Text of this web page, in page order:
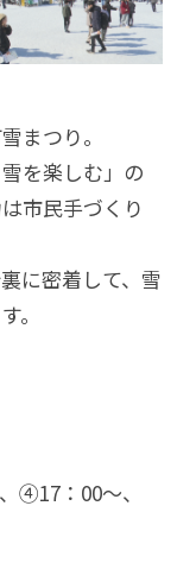
まつり。
を楽しむ」の
市民手づくり
に密着して、雪
。
④17：00〜、